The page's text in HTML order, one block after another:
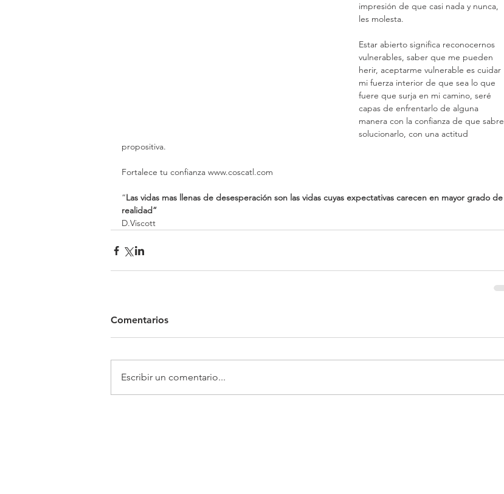
impresión de que casi nada y nunca,
les molesta.
Estar abierto significa reconocernos
vulnerables, saber que me pueden
herir, aceptarme vulnerable es cuidar
mi fuerza interior de que sea lo que
fuere que surja en mi camino, seré
capas de enfrentarlo de alguna
manera con la confianza de que sabre
solucionarlo, con una actitud
propositiva.
Fortalece tu confianza www.coscatl.com
“Las vidas mas llenas de desesperación son las vidas cuyas expectativas carecen en mayor grado de
realidad”
D.Viscott
Comentarios
Escribir un comentario...